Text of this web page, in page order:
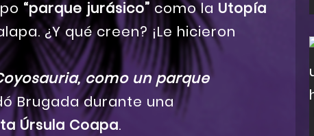
“parque jurásico” como la Utopía
¿Y qué creen? ¡Le hicieron
como un parque
Brugada durante una
Úrsula Coapa.